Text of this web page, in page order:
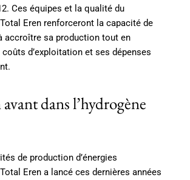
Ces équipes et la qualité du
Eren renforceront la capacité de
accroître sa production tout en
d’exploitation et ses dépenses
dans l’hydrogène
de production d’énergies
Eren a lancé ces dernières années